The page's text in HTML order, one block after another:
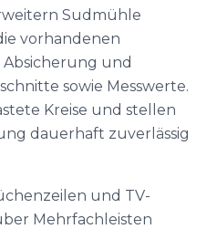
Sudmühle
vorhandenen
und
sowie Messwerte.
Kreise und stellen
dauerhaft zuverlässig
und TV-
Mehrfachleisten